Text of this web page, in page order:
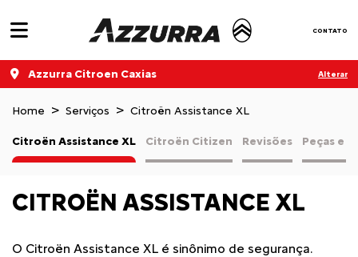
CONTATO
Azzurra Citroen Caxias Alterar
Home Serviços Citroën Assistance XL
Citroën Citizen Revisões Peças e
Citroën Assistance XL
CITROËN ASSISTANCE XL
O Citroën Assistance XL é sinônimo de segurança.